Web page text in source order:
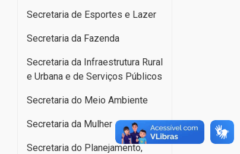
Secretaria de Esportes e Lazer
Secretaria da Fazenda
Secretaria da Infraestrutura Rural
e Urbana e de Serviços Públicos
Secretaria do Meio Ambiente
Secretaria da Mulher
Secretaria do Planejamento,